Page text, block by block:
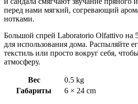
перед нами мягкий, согревающий
нотками.
Большой спрей Laboratorio Olfattivo на
для использования дома. Распыляйте
текстиль или просто вокруг себя,
атмосферу.
Вес
0.5 kg
Габариты
6 × 24 cm